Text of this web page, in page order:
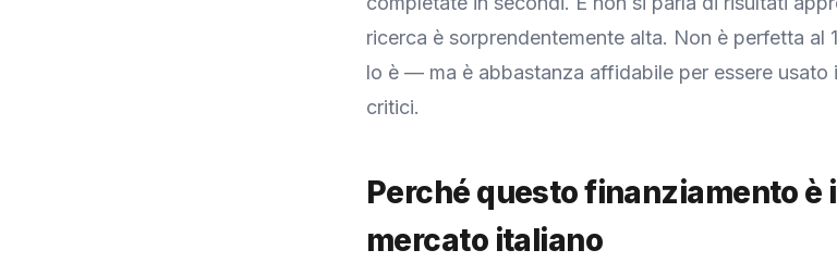
ricerca è sorprendentemente alta. Non è perfetta
lo è — ma è abbastanza affidabile per essere usato
critici.
Perché questo finanziamento è
mercato italiano